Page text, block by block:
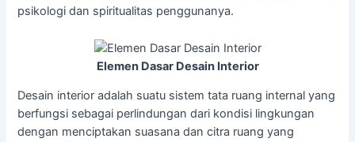
psikologi dan spiritualitas penggunanya.
Elemen Dasar Desain Interior
Desain interior adalah suatu sistem tata ruang internal yang
berfungsi sebagai perlindungan dari kondisi lingkungan
dengan menciptakan suasana dan citra ruang yang